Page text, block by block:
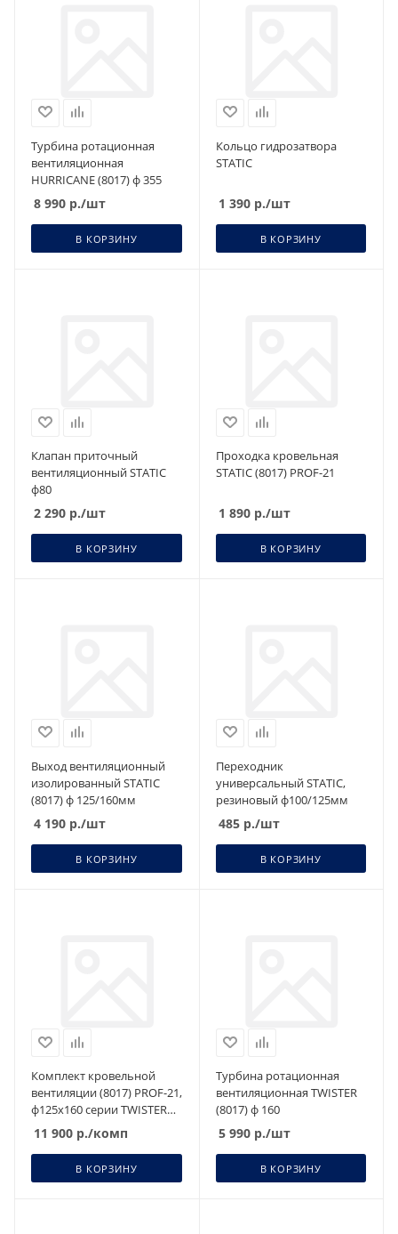
Турбина ротационная
вентиляционная
HURRICANE (8017) ф 355
8 990 р./шт
В КОРЗИНУ
Кольцо гидрозатвора
STATIC
1 390р./шт
В КОРЗИНУ
Клапан приточный
вентиляционный STATIC
ф80
2 290 р./шт
В КОРЗИНУ
Проходка кровельная
STATIC (8017) PROF-21
1 890р./шт
В КОРЗИНУ
Выход вентиляционный
изолированный STATIC
(8017) ф 125/160мм
4 190 р./шт
В КОРЗИНУ
Переходник
универсальный STATIC,
резиновый ф100/125мм
485р./шт
В КОРЗИНУ
Комплект кровельной
вентиляции (8017) PROF-21,
ф125х160 серии TWISTER
,изолированный
11 900 р./комп
В КОРЗИНУ
Турбина ротационная
вентиляционная TWISTER
(8017) ф 160
5 990р./шт
В КОРЗИНУ